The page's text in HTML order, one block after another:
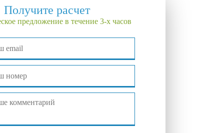
Получите расчет
предложение в течение 3-х часов